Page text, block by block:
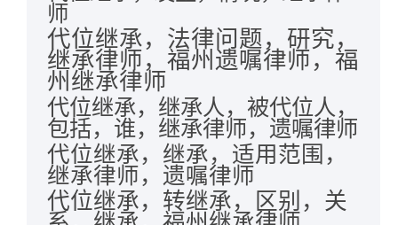
师
代位继承，法律问题，研究，
继承律师，福州遗嘱律师，福
州继承律师
代位继承，继承人，被代位人，
包括，谁，继承律师，遗嘱律师
代位继承，继承，适用范围，
继承律师，遗嘱律师
代位继承，转继承，区别，关